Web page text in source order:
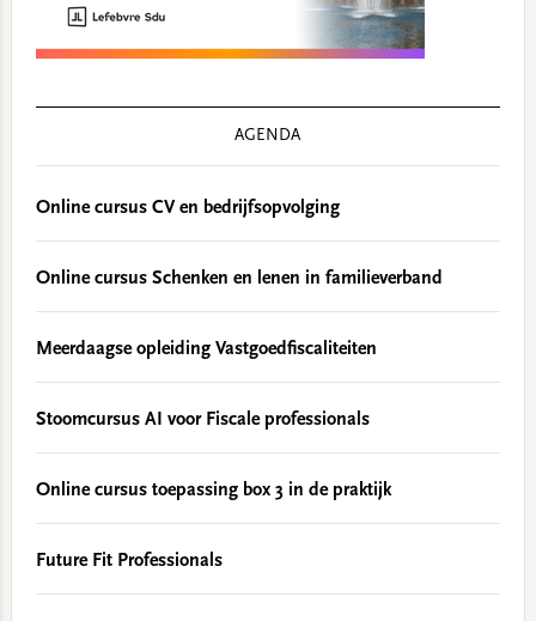
AGENDA
Online cursus CV en bedrijfsopvolging
Online cursus Schenken en lenen in familieverband
Meerdaagse opleiding Vastgoedfiscaliteiten
Stoomcursus AI voor Fiscale professionals
Online cursus toepassing box 3 in de praktijk
Future Fit Professionals